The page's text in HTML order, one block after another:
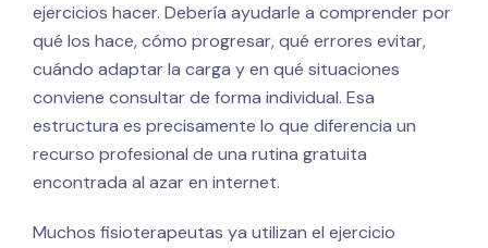
ejercicios hacer. Debería ayudarle a comprender por
qué los hace, cómo progresar, qué errores evitar,
cuándo adaptar la carga y en qué situaciones
conviene consultar de forma individual. Esa
estructura es precisamente lo que diferencia un
recurso profesional de una rutina gratuita
encontrada al azar en internet.
Muchos fisioterapeutas ya utilizan el ejercicio